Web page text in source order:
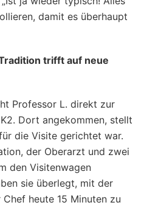
damit es überhaupt
trifft auf neue
Professor L. direkt zur
Dort angekommen, stellt
die Visite gerichtet war.
der Oberarzt und zwei
den Visitenwagen
sie überlegt, mit der
heute 15 Minuten zu